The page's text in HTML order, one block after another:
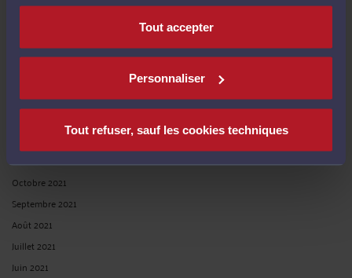
Tout accepter
Personnaliser
Tout refuser, sauf les cookies techniques
Juin 2022
Avril 2022
Février 2022
Décembre 2021
Novembre 2021
Octobre 2021
Septembre 2021
Août 2021
Juillet 2021
Juin 2021